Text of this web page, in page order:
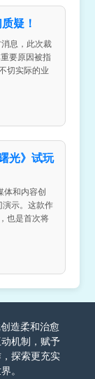
疑！
息，此次裁
要原因被指
切实际的业
光》试玩
体和内容创
示。这款作
也是首次将
造柔和治愈
机制，赋予
探索更充实
。